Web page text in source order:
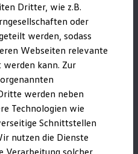
HU/AU
Checks
Flüssigkeiten
Dritter, wie z.B.
oder
werden, sodass
Webseiten relevante
werden kann. Zur
werden neben
Technologien wie
Schnittstellen
nutzen die Dienste
Verarbeitung solcher